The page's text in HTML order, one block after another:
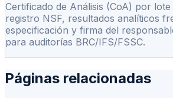
Certificado de Análisis (CoA) por
registro NSF, resultados analíticos
especificación y firma del
para auditorías BRC/IFS/FSSC.
Páginas relacionadas